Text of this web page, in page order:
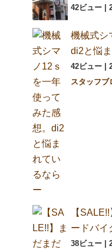
42ビュー
機械式シ
di2と悩
42ビュー |
スタッフブ
【
ードバ
38ビュー